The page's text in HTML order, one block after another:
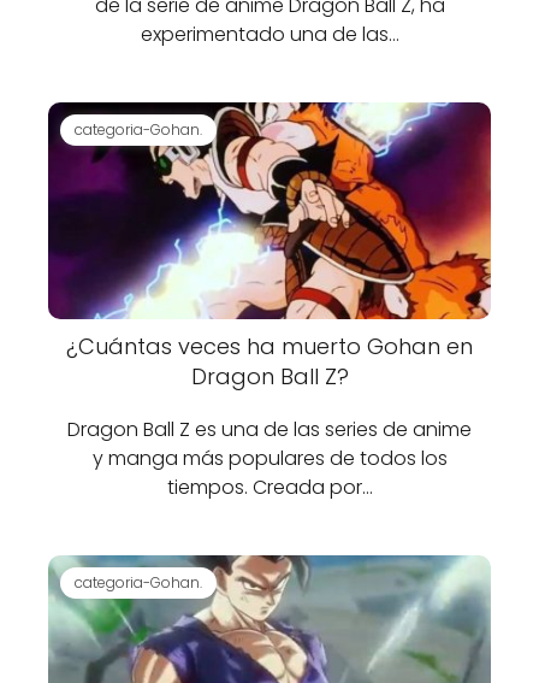
experimentado una de las…
categoria-Gohan.
¿Cuántas veces ha muerto Gohan en
Dragon Ball Z?
Dragon Ball Z es una de las series de anime
y manga más populares de todos los
tiempos. Creada por…
categoria-Gohan.